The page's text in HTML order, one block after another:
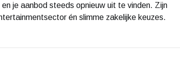
je aanbod steeds opnieuw uit te vinden. Zijn
én slimme zakelijke keuzes.